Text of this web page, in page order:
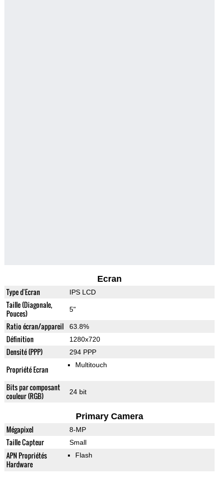
Ecran
Type d'Ecran IPS LCD
Taille (Diagonale,
Pouces)
5"
Ratio écran/appareil 63.8%
Définition 1280x720
Densité (PPP) 294 PPP
Propriété Ecran Multitouch
Bits par composant
couleur (RGB)
24 bit
Primary Camera
Mégapixel 8-MP
Taille Capteur Small
APN Propriétés
Hardware
Flash